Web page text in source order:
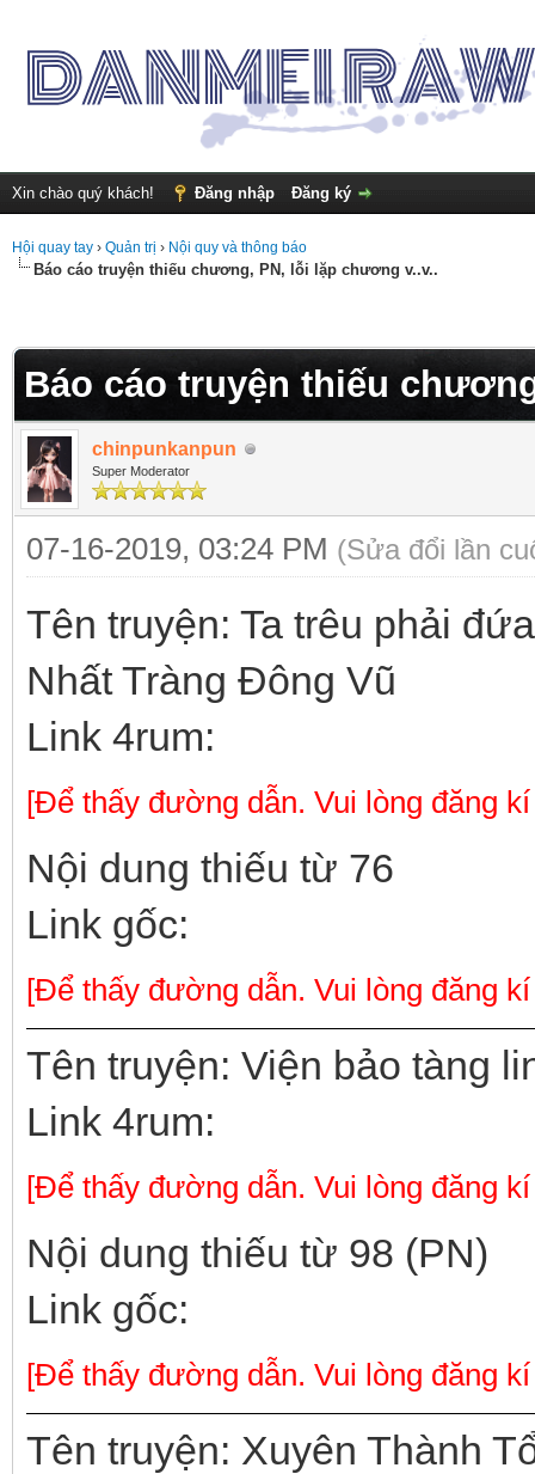
Xin chào quý khách! Đăng nhập Đăng ký
Hội quay tay › Quản trị › Nội quy và thông báo
Báo cáo truyện thiếu chương, PN, lỗi lặp chương v..v..
Báo cáo truyện thiếu
chinpunkanpun
Super Moderator
07-16-2019, 03:24 PM (Sửa đổi lần
Tên truyện: Ta trêu phải
Nhất Tràng Đông Vũ
Link 4rum:
[Để thấy đường dẫn. Vui lòng đăng
Nội dung thiếu từ 76
Link gốc:
[Để thấy đường dẫn. Vui lòng đăng
Tên truyện: Viện bảo tàng
Link 4rum:
[Để thấy đường dẫn. Vui lòng đăng
Nội dung thiếu từ 98 (PN)
Link gốc:
[Để thấy đường dẫn. Vui lòng đăng
Tên truyện: Xuyên Thành